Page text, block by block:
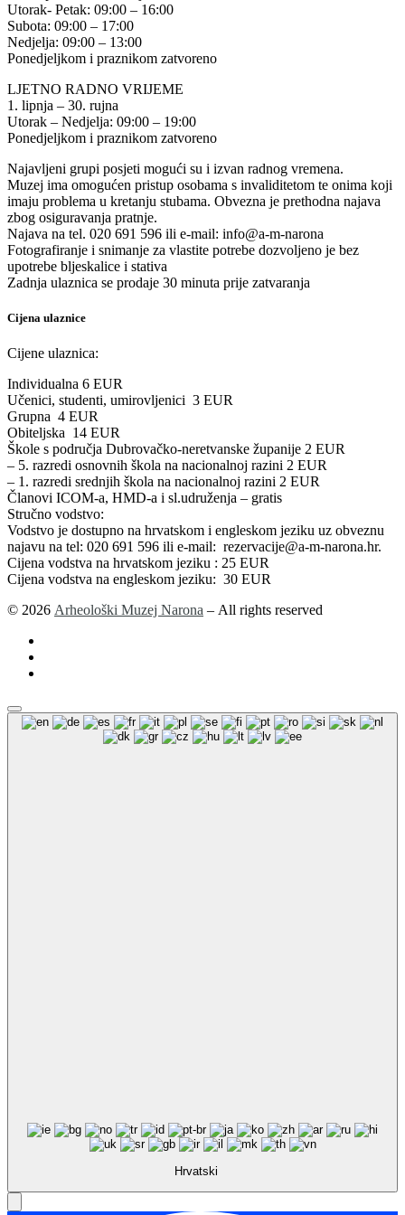
Utorak- Petak: 09:00 – 16:00
Subota: 09:00 – 17:00
Nedjelja: 09:00 – 13:00
Ponedjeljkom i praznikom zatvoreno
LJETNO RADNO VRIJEME
1. lipnja – 30. rujna
Utorak – Nedjelja: 09:00 – 19:00
Ponedjeljkom i praznikom zatvoreno
Najavljeni grupi posjeti mogući su i izvan radnog vremena.
Muzej ima omogućen pristup osobama s invaliditetom te onima koji
imaju problema u kretanju stubama. Obvezna je prethodna najava
zbog osiguravanja pratnje.
Najava na tel. 020 691 596 ili e-mail: info@a-m-narona
Fotografiranje i snimanje za vlastite potrebe dozvoljeno je bez
upotrebe bljeskalice i stativa
Zadnja ulaznica se prodaje 30 minuta prije zatvaranja
Cijena ulaznice
Cijene ulaznica:
Individualna 6 EUR
Učenici, studenti, umirovljenici 3 EUR
Grupna 4 EUR
Obiteljska 14 EUR
Škole s područja Dubrovačko-neretvanske županije 2 EUR
– 5. razredi osnovnih škola na nacionalnoj razini 2 EUR
– 1. razredi srednjih škola na nacionalnoj razini 2 EUR
Članovi ICOM-a, HMD-a i sl.udruženja – gratis
Stručno vodstvo:
Vodstvo je dostupno na hrvatskom i engleskom jeziku uz obveznu
najavu na tel: 020 691 596 ili e-mail: rezervacije@a-m-narona.hr.
Cijena vodstva na hrvatskom jeziku : 25 EUR
Cijena vodstva na engleskom jeziku: 30 EUR
© 2026 Arheološki Muzej Narona – All rights reserved
Hrvatski